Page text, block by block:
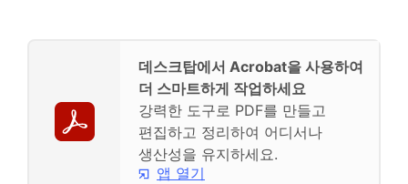
데스크탑에서 Acrobat을 사용하여
더 스마트하게 작업하세요
강력한 도구로 PDF를 만들고
편집하고 정리하여 어디서나
생산성을 유지하세요.
앱 열기